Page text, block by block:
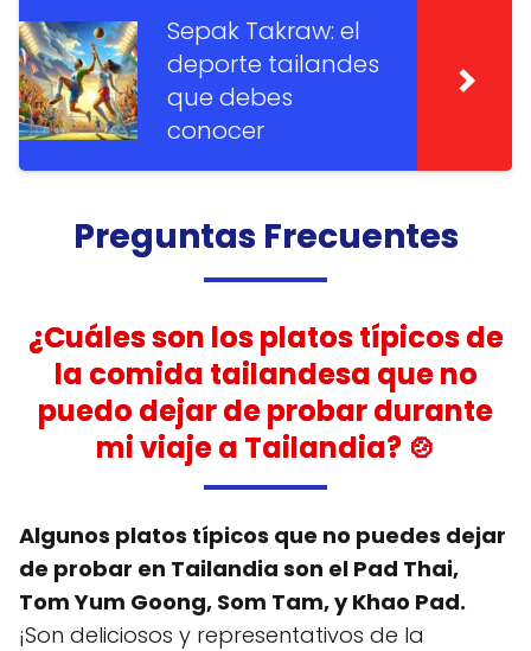
Sepak Takraw: el
deporte tailandes
que debes
conocer
Preguntas Frecuentes
¿Cuáles son los platos típicos de
la comida tailandesa que no
puedo dejar de probar durante
mi viaje a Tailandia? 🍲
Algunos platos típicos que no puedes dejar
de probar en Tailandia son el Pad Thai,
Tom Yum Goong, Som Tam, y Khao Pad.
¡Son deliciosos y representativos de la